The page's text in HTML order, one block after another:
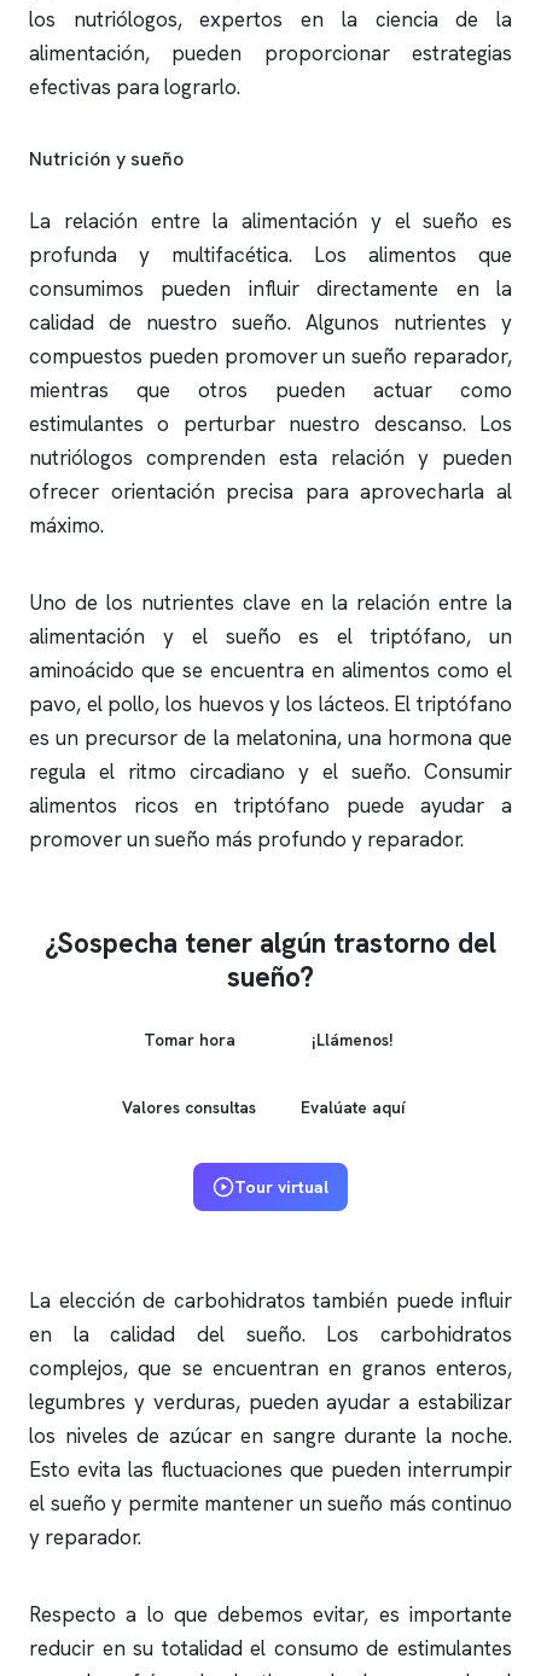
los nutriólogos, expertos en la ciencia de la
alimentación, pueden proporcionar estrategias
efectivas para lograrlo.
Nutrición y sueño
La relación entre la alimentación y el sueño es
profunda y multifacética. Los alimentos que
consumimos pueden influir directamente en la
calidad de nuestro sueño. Algunos nutrientes y
compuestos pueden promover un sueño reparador,
mientras que otros pueden actuar como
estimulantes o perturbar nuestro descanso. Los
nutriólogos comprenden esta relación y pueden
ofrecer orientación precisa para aprovecharla al
máximo.
Uno de los nutrientes clave en la relación entre la
alimentación y el sueño es el triptófano, un
aminoácido que se encuentra en alimentos como el
pavo, el pollo, los huevos y los lácteos. El triptófano
es un precursor de la melatonina, una hormona que
regula el ritmo circadiano y el sueño. Consumir
alimentos ricos en triptófano puede ayudar a
promover un sueño más profundo y reparador.
¿Sospecha tener algún trastorno del
sueño?
Tomar hora ¡Llámenos!
Valores consultas Evalúate aquí
Tour virtual
La elección de carbohidratos también puede influir
en la calidad del sueño. Los carbohidratos
complejos, que se encuentran en granos enteros,
legumbres y verduras, pueden ayudar a estabilizar
los niveles de azúcar en sangre durante la noche.
Esto evita las fluctuaciones que pueden interrumpir
el sueño y permite mantener un sueño más continuo
y reparador.
Respecto a lo que debemos evitar, es importante
reducir en su totalidad el consumo de estimulantes